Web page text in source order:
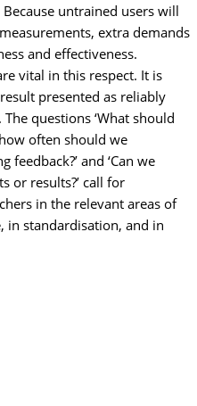
untrained users will
extra demands
and effectiveness.
vital in this respect. It is
presented as reliably
questions ‘What should
often should we
feedback?’ and ‘Can we
or results?’ call for
in the relevant areas of
in standardisation, and in